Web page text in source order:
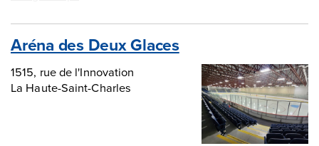
Aréna des Deux Glaces
1515, rue de l'Innovation
La Haute-Saint-Charles